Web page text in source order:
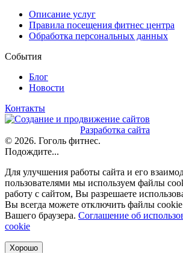
Описание услуг
Правила посещения фитнес центра
Обработка персональных данных
События
Блог
Новости
Контакты
Разработка сайта
© 2026. Гоголь фитнес.
Подождите...
Для улучшения работы сайта и его
пользователями мы используем файлы
работу с сайтом, Вы разрешаете
Вы всегда можете отключить файлы cookie
Вашего браузера. Соглашение об
cookie
Хорошо